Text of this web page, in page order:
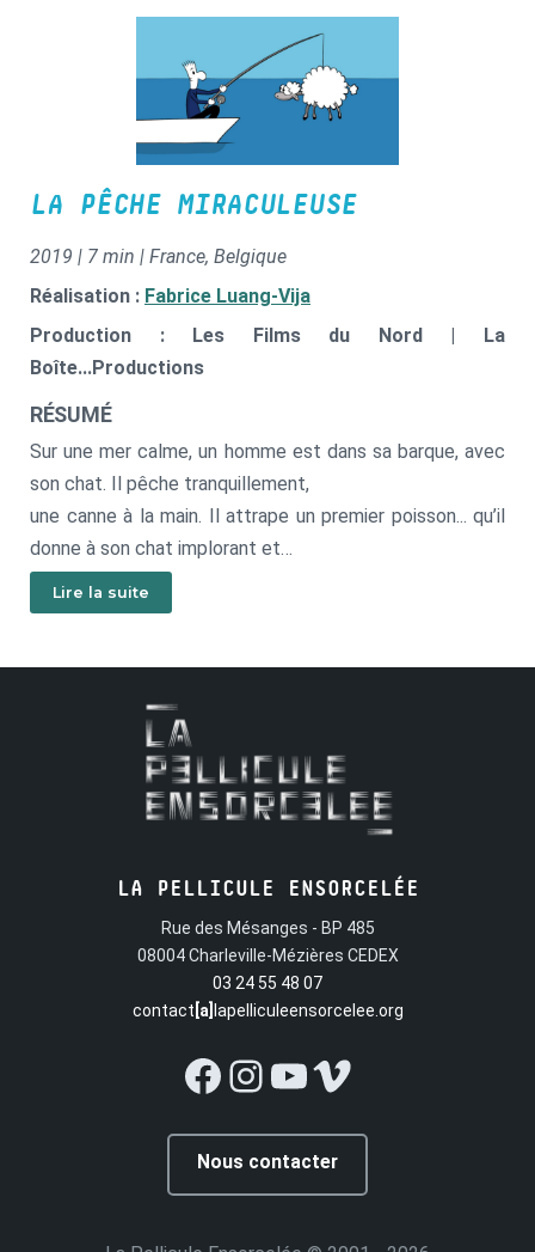
LA PÊCHE MIRACULEUSE
2019 | 7 min | France, Belgique
Réalisation : Fabrice Luang-Vija
Production : Les Films du Nord | La
Boîte...Productions
RÉSUMÉ
Sur une mer calme, un homme est dans sa barque, avec
son chat. Il pêche tranquillement,
une canne à la main. Il attrape un premier poisson... qu’il
donne à son chat implorant et
affamé. Très vite, les touches et les prises vont se
succéder, de plus en plus farfelues. Elles
Lire la suite
LA PELLICULE ENSORCELÉE
Rue des Mésanges - BP 485
08004 Charleville-Mézières CEDEX
03 24 55 48 07
contact [a] lapelliculeensorcelee.org
Facebook
Instagram
YouTube
Vimeo
Nous contacter